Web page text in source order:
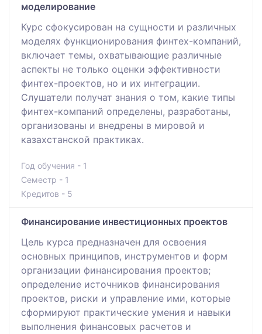
моделирование
Курс сфокусирован на сущности и различных
моделях функционирования финтех-компаний,
включает темы, охватывающие различные
аспекты не только оценки эффективности
финтех-проектов, но и их интеграции.
Слушатели получат знания о том, какие типы
финтех-компаний определены, разработаны,
организованы и внедрены в мировой и
казахстанской практиках.
Год обучения - 1
Семестр - 1
Кредитов - 5
Финансирование инвестиционных проектов
Цель курса предназначен для освоения
основных принципов, инструментов и форм
организации финансирования проектов;
определение источников финансирования
проектов, риски и управление ими, которые
сформируют практические умения и навыки
выполнения финансовых расчетов и